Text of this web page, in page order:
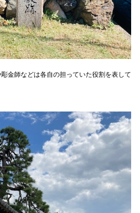
金師などは各自の担っていた役割を表して